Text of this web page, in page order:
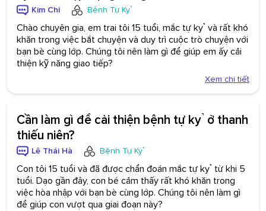
Kim Chi Bệnh Tự Kỷ
Chào chuyên gia, em trai tôi 15 tuổi, mắc tự kỷ và rất khó
khăn trong việc bắt chuyện và duy trì cuộc trò chuyện với
bạn bè cùng lớp. Chúng tôi nên làm gì để giúp em ấy cải
thiện kỹ năng giao tiếp?
Xem chi tiết
Cần làm gì để cải thiện bệnh tự kỷ ở thanh
thiếu niên?
Lê Thái Hà Bệnh Tự Kỷ
Con tôi 15 tuổi và đã được chẩn đoán mắc tự kỷ từ khi 5
tuổi. Dạo gần đây, con bé cảm thấy rất khó khăn trong
việc hòa nhập với bạn bè cùng lớp. Chúng tôi nên làm gì
để giúp con vượt qua giai đoạn này?